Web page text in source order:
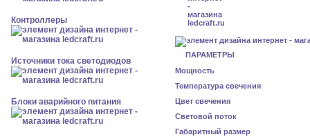
Контроллеры
Источники тока светодиодов
Блоки аварийного питания
ПАРАМЕТРЫ
Мощность
Температура свечения
Цвет свечения
Световой поток
Габаритный размер